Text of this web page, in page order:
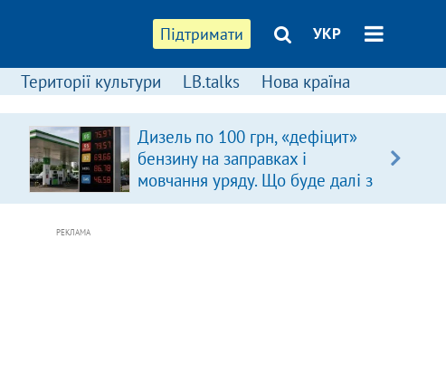
Підтримати УКР
Території культури LB.talks Нова країна
Дизель по 100 грн, «дефіцит»
бензину на заправках і
мовчання уряду. Що буде далі з
цінами на пальне?
РЕКЛАМА